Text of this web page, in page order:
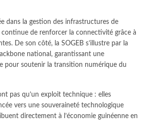
dans la gestion des infrastructures de
de renforcer la connectivité grâce à
De son côté, la SOGEB s’illustre par la
national, garantissant une
pour soutenir la transition numérique du
pas qu’un exploit technique : elles
vers une souveraineté technologique
directement à l’économie guinéenne en